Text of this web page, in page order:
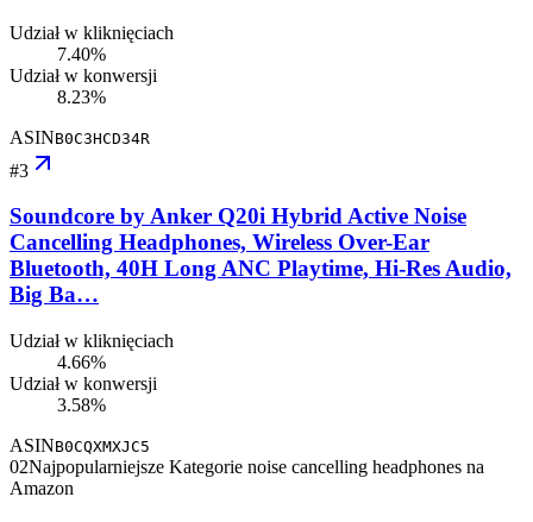
Udział w kliknięciach
7.40%
Udział w konwersji
8.23%
ASINB0C3HCD34R
#3
Soundcore by Anker Q20i Hybrid Active Noise
Cancelling Headphones, Wireless Over-Ear
Bluetooth, 40H Long ANC Playtime, Hi-Res Audio,
Big Ba…
Udział w kliknięciach
4.66%
Udział w konwersji
3.58%
ASINB0CQXMXJC5
02Najpopularniejsze Kategorie noise cancelling headphones na
Amazon